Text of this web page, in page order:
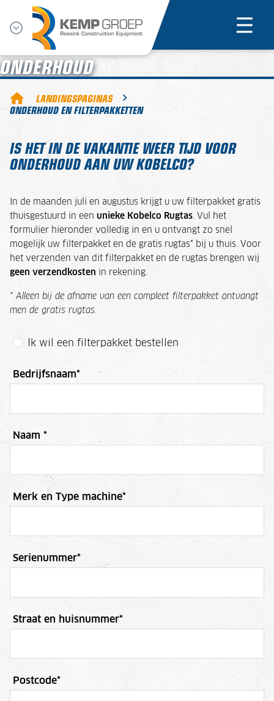
ONDERHOUD
LANDINGSPAGINAS
ONDERHOUD EN FILTERPAKKETTEN
IS HET IN DE VAKANTIE WEER TIJD VOOR
ONDERHOUD AAN UW KOBELCO?
In de maanden juli en augustus krijgt u uw filterpakket gratis
thuisgestuurd in een unieke Kobelco Rugtas . Vul het
formulier hieronder volledig in en u ontvangt zo snel
mogelijk uw filterpakket en de gratis rugtas* bij u thuis. Voor
het verzenden van dit filterpakket en de rugtas brengen wij
geen verzendkosten in rekening.
* Alleen bij de afname van een compleet filterpakket ontvangt
men de gratis rugtas.
Ik wil een filterpakket bestellen
Bedrijfsnaam*
Naam *
Merk en Type machine*
Serienummer*
Straat en huisnummer*
Postcode*